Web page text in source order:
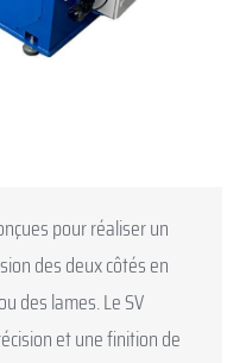
pour réaliser un
des deux côtés en
des lames. Le SV
et une finition de